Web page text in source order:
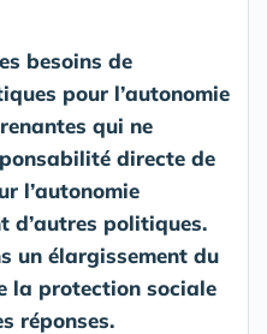
besoins de
pour l’autonomie
qui ne
directe de
l’autonomie
d’autres politiques.
un élargissement du
la protection sociale
réponses.